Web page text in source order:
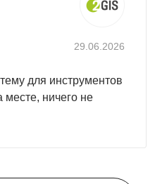
29.06.2026
для инструментов
месте, ничего не